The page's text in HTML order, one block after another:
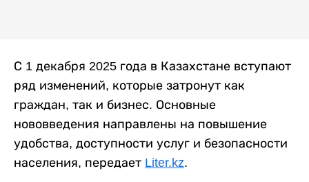
С 1 декабря 2025 года в Казахстане вступают
ряд изменений, которые затронут как
граждан, так и бизнес. Основные
нововведения направлены на повышение
удобства, доступности услуг и безопасности
населения, передает Liter.kz.